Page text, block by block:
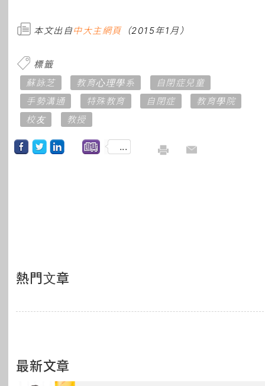
本文出自中大主網頁（2015年1月）
標籤
蘇詠芝
教育心理學系
自閉症兒童
手勢溝通
特殊教育 自閉症
教育學院
校友
教授
...
熱門文章
最新文章